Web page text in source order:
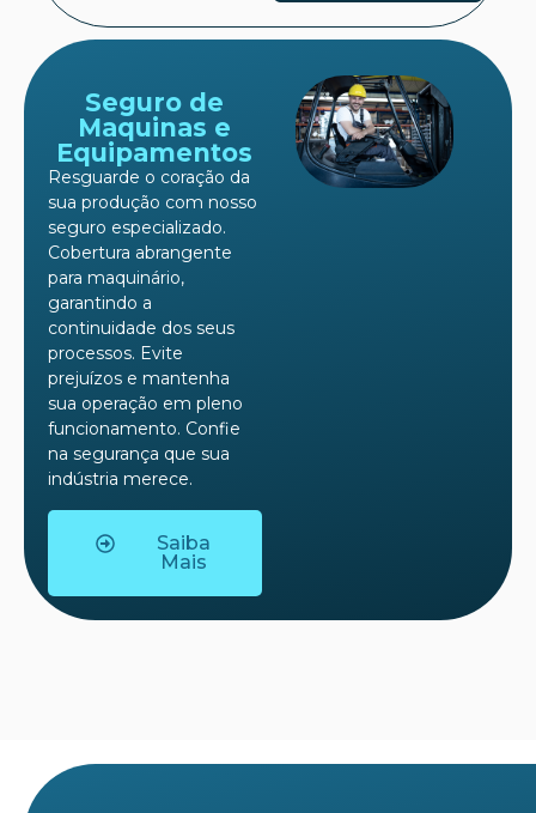
Seguro de
Maquinas e
Equipamentos
Resguarde o coração da
sua produção com nosso
seguro especializado.
Cobertura abrangente
para maquinário,
garantindo a
continuidade dos seus
processos. Evite
prejuízos e mantenha
sua operação em pleno
funcionamento. Confie
na segurança que sua
indústria merece.
Saiba
Mais